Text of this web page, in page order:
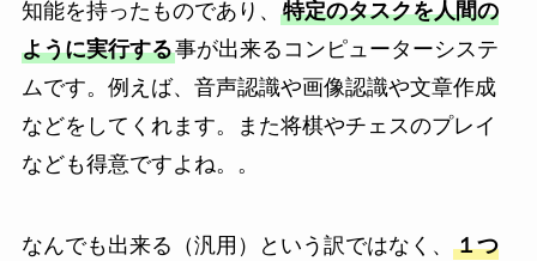
知能を持ったものであり、 特定のタスクを人間の
ように実行する事が出来るコンピューターシステ
ムです。例えば、音声認識や画像認識や文章作成
などをしてくれます。また将棋やチェスのプレイ
なども得意ですよね。。
なんでも出来る（汎用）という訳ではなく、 １つ